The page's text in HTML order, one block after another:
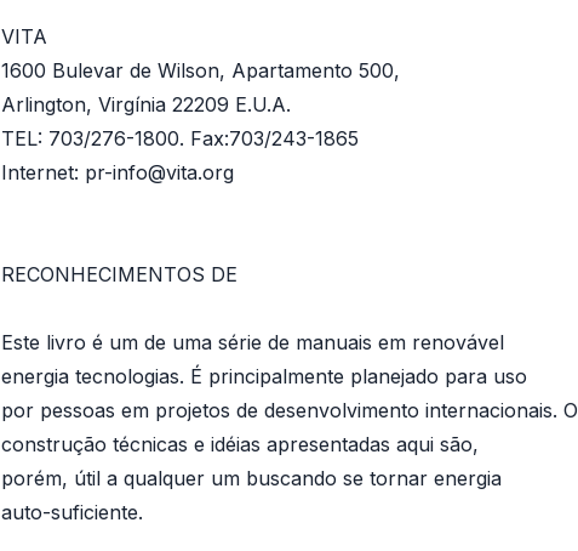
VITA
1600 Bulevar de Wilson, Apartamento 500,
Arlington, Virgínia 22209 E.U.A.
TEL: 703/276-1800. Fax:703/243-1865
Internet: pr-info@vita.org
RECONHECIMENTOS DE
Este livro é um de uma série de manuais em renovável
energia tecnologias. É principalmente planejado para uso
por pessoas em projetos de desenvolvimento internacionais. O
construção técnicas e idéias apresentadas aqui são,
porém, útil a qualquer um buscando se tornar energia
auto-suficiente.